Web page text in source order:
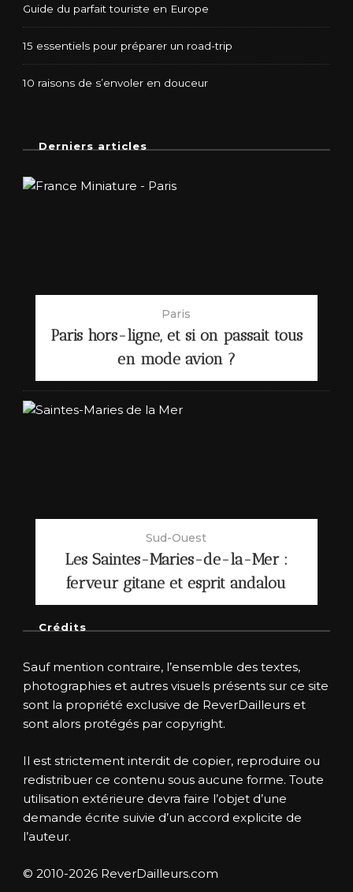
Guide du parfait touriste en Europe
15 essentiels pour préparer un road-trip
10 raisons de s’envoler en douceur
Derniers articles
Paris
Paris hors-ligne, et si on passait tous
en mode avion ?
Sud-Ouest
Les Saintes-Maries-de-la-Mer :
ferveur gitane et esprit andalou
Crédits
Sauf mention contraire, l’ensemble des textes,
photographies et autres visuels présents sur ce site
sont la propriété exclusive de ReverDailleurs et
sont alors protégés par copyright.
Il est strictement interdit de copier, reproduire ou
redistribuer ce contenu sous aucune forme. Toute
utilisation extérieure devra faire l’objet d’une
demande écrite suivie d’un accord explicite de
l’auteur.
© 2010-2026 ReverDailleurs.com